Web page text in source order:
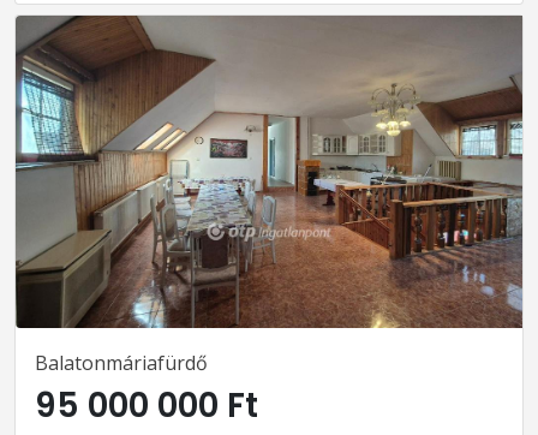
Balatonmáriafürdő
95 000 000 Ft